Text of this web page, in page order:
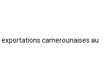
exportations camerounaises au